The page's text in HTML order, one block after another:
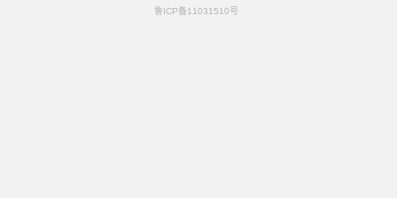
鲁ICP备11031510号